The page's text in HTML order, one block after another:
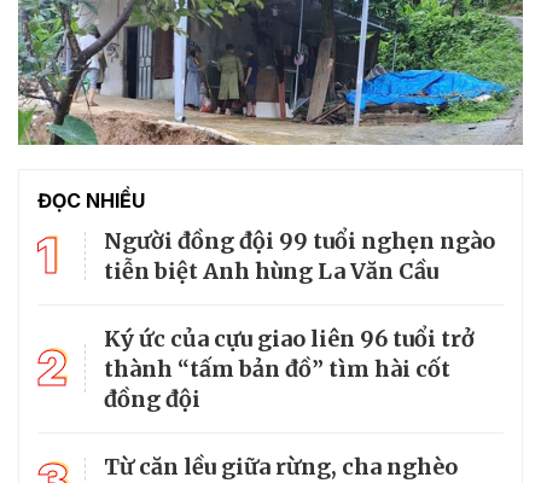
ĐỌC NHIỀU
1
Người đồng đội 99 tuổi nghẹn ngào
tiễn biệt Anh hùng La Văn Cầu
2
Ký ức của cựu giao liên 96 tuổi trở
thành “tấm bản đồ” tìm hài cốt
đồng đội
Từ căn lều giữa rừng, cha nghèo